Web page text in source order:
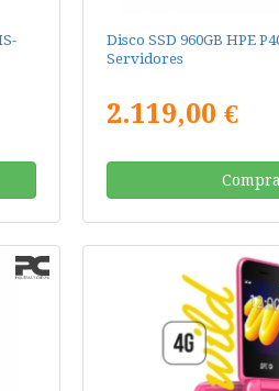
Disco SSD 960GB HPE
Servidores
2.119,00 €